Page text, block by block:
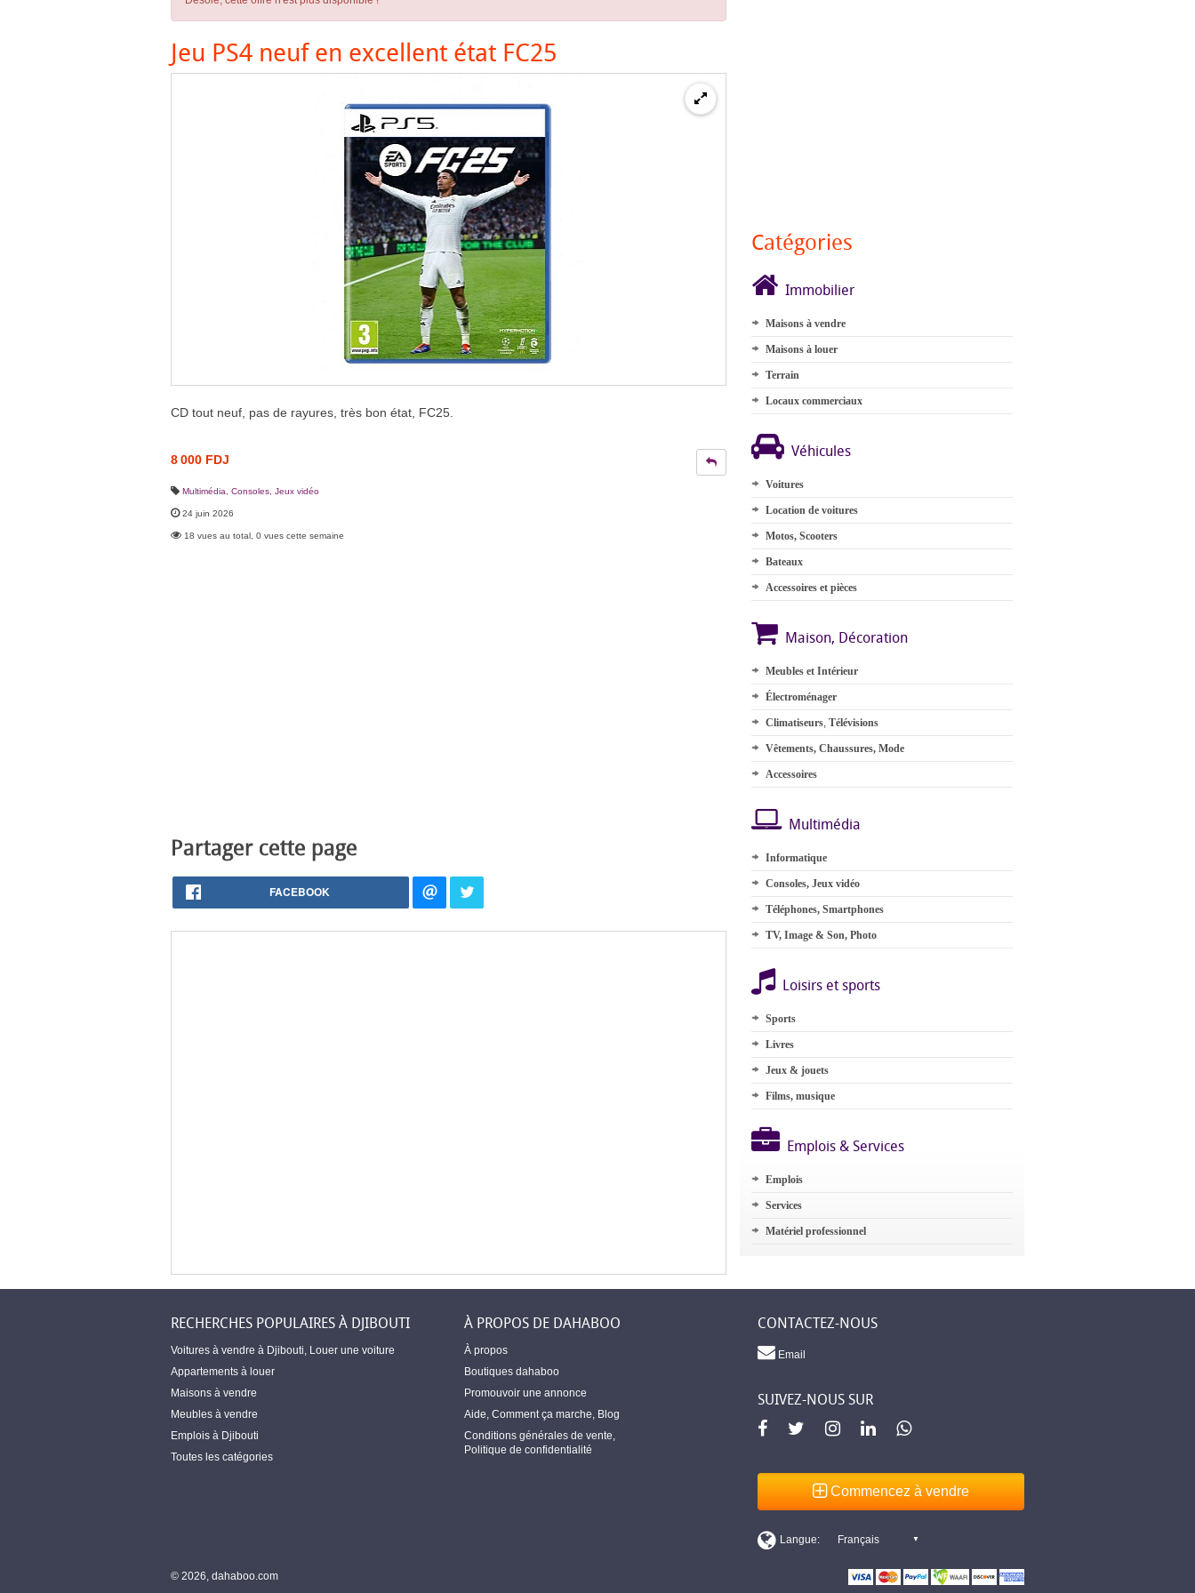
Jeu PS4 neuf en excellent état FC25
CD tout neuf, pas de rayures, très bon état, FC25.
8 000 FDJ
Multimédia Consoles, Jeux vidéo
24 juin 2026
18 vues au total, 0 vues cette semaine
Partager cette page
FACEBOOK
Catégories
Immobilier
Maisons à vendre
Maisons à louer
Terrain
Locaux commerciaux
Véhicules
Voitures
Location de voitures
Motos, Scooters
Bateaux
Accessoires et pièces
Maison, Décoration
Meubles et Intérieur
Électroménager
Climatiseurs, Télévisions
Vêtements, Chaussures, Mode
Accessoires
Multimédia
Informatique
Consoles, Jeux vidéo
Téléphones, Smartphones
TV, Image & Son, Photo
Loisirs et sports
Sports
Livres
Jeux & jouets
Films, musique
Emplois & Services
Emplois
Services
Matériel professionnel
RECHERCHES POPULAIRES À DJIBOUTI
Voitures à vendre à Djibouti Louer une voiture
Appartements à louer
Maisons à vendre
Meubles à vendre
Emplois à Djibouti
Toutes les catégories
À PROPOS DE DAHABOO
À propos
Boutiques dahaboo
Promouvoir une annonce
Aide Comment ça marche Blog
Conditions générales de vente
Politique de confidentialité
CONTACTEZ-NOUS
Email
SUIVEZ-NOUS SUR
Commencez à vendre
© 2026, dahaboo.com